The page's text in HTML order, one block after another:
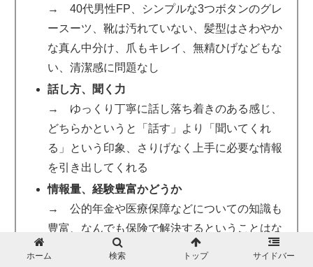
→ 40代男性FP、シンプルな3つボタンのグレ
ースーツ、靴は汚れていない、髪型はさわやか
な真ん中分け、爪もキレイ、無精ひげなどもな
い、清潔感に問題なし
話し方、聞く力
→ ゆっくり丁寧に話し落ち着きのある感じ、
どちらかというと「話す」より「聞いてくれ
る」という印象、さりげなく上手に必要な情報
を引き出してくれる
情報量、経験豊富かどうか
→ 公的年金や医療保障などについての知識も
豊富、なんでも保険で解決するということはな
く、「保険は経済的な問題の解決方法のひとつ
ホーム 検索 トップ サイドバー